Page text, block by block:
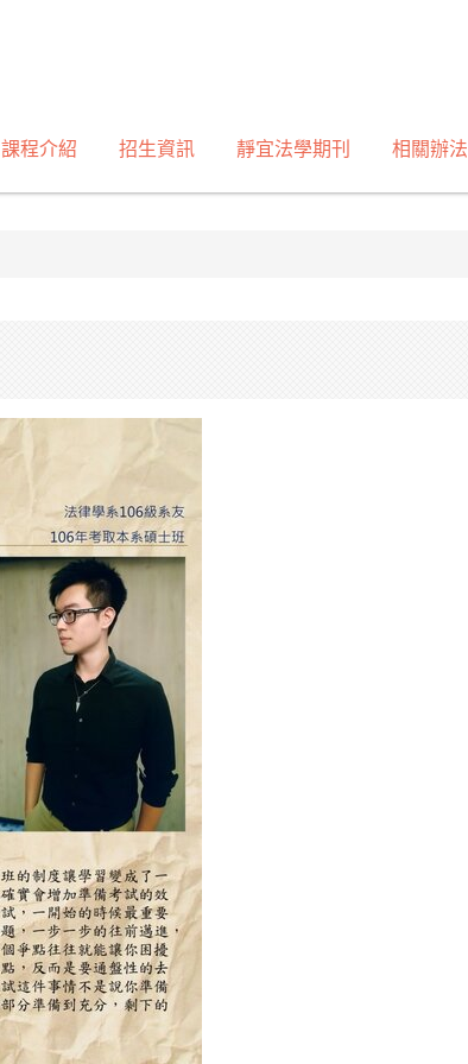
課程介紹 招生資訊 靜宜法學期刊 相關辦法